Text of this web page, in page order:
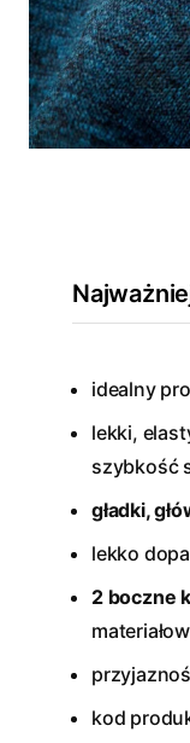
idealny
lekki,
szybkość
gładki,
lekko
2 boczne
kod